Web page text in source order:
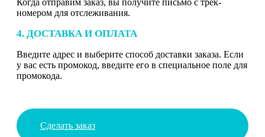
номером для отслеживания.
4. ДОСТАВКА И ОПЛАТА
Введите адрес и выберите способ доставки заказа. Если
у вас есть промокод, введите его в специальное поле для
промокода.
Сделать заказ